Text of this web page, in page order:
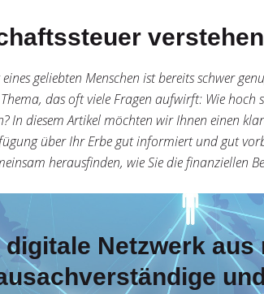
geliebten Menschen ist bereits schwer
das oft viele Fragen aufwirft: Wie hoch
In diesem Artikel möchten wir Ihnen einen
über Ihr Erbe gut informiert und gut
herausfinden, wie Sie die finanziellen
digitale Netzwerk